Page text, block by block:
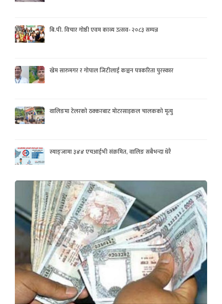
बि.पी. विचार गोष्ठी एवम काव्य उत्सव- २०८३ सम्पन्न
खेम सारुमगर र गोपाल जिटीलाई कञ्चन पत्रकरिता पुरस्कार
वालिङमा टेलरको ठक्करबाट मोटरसाइकल चालकको मृत्यु
स्याङ्जामा ३४४ एचआईभी संक्रमित, वालिङ सबैभन्दा धेरै